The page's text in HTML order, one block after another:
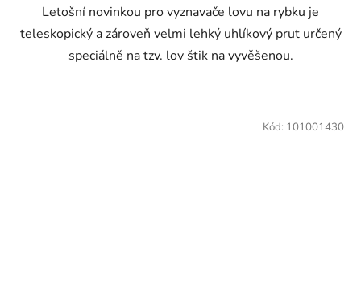
Letošní novinkou pro vyznavače lovu na rybku je
teleskopický a zároveň velmi lehký uhlíkový prut určený
speciálně na tzv. lov štik na vyvěšenou.
Kód: 101001430